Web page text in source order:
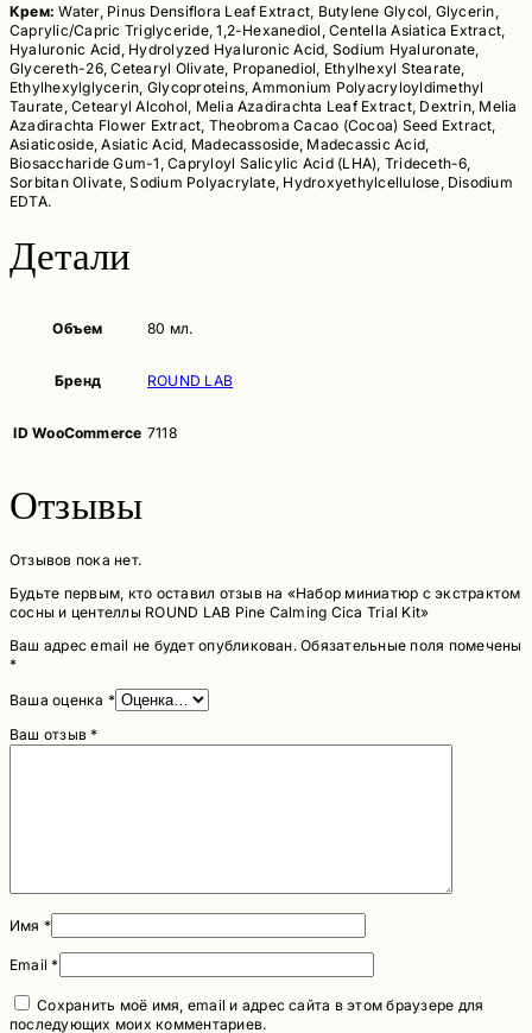
Крем: Water, Pinus Densiflora Leaf Extract, Butylene Glycol, Glycerin,
Caprylic/Capric Triglyceride, 1,2-Hexanediol, Centella Asiatica Extract,
Hyaluronic Acid, Hydrolyzed Hyaluronic Acid, Sodium Hyaluronate,
Glycereth-26, Cetearyl Olivate, Propanediol, Ethylhexyl Stearate,
Ethylhexylglycerin, Glycoproteins, Ammonium Polyacryloyldimethyl
Taurate, Cetearyl Alcohol, Melia Azadirachta Leaf Extract, Dextrin, Melia
Azadirachta Flower Extract, Theobroma Cacao (Cocoa) Seed Extract,
Asiaticoside, Asiatic Acid, Madecassoside, Madecassic Acid,
Biosaccharide Gum-1, Capryloyl Salicylic Acid (LHA), Trideceth-6,
Sorbitan Olivate, Sodium Polyacrylate, Hydroxyethylcellulose, Disodium
EDTA.
Детали
Объем 80 мл.
Бренд ROUND LAB
ID WooCommerce 7118
Отзывы
Отзывов пока нет.
Будьте первым, кто оставил отзыв на «Набор миниатюр с экстрактом
сосны и центеллы ROUND LAB Pine Calming Cica Trial Kit»
Ваш адрес email не будет опубликован. Обязательные поля помечены
*
Ваша оценка *
Ваш отзыв*
Имя *
Email*
Сохранить моё имя, email и адрес сайта в этом браузере для
последующих моих комментариев.